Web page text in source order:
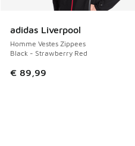
adidas Liverpool
Homme Vestes Zippees
Black - Strawberry Red
€ 89,99